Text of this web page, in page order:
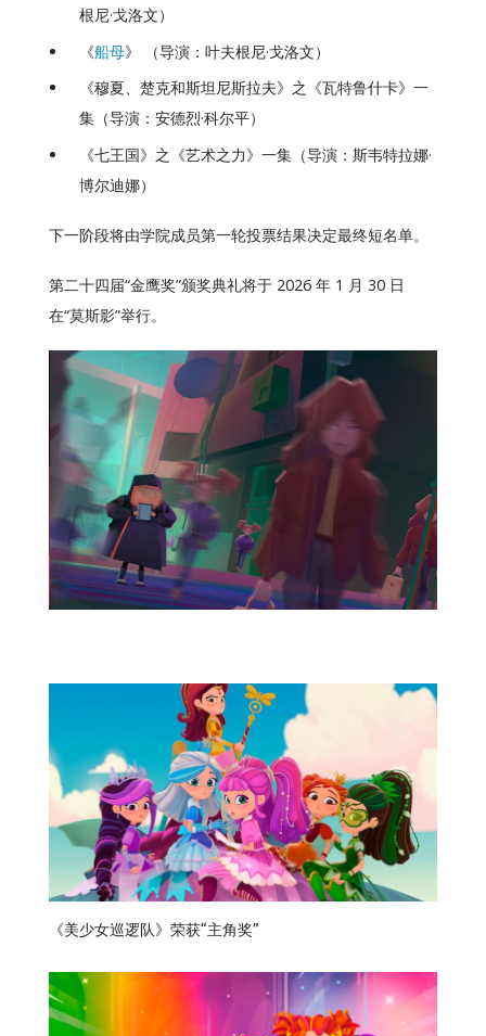
根尼·戈洛文）
《船母》 （导演：叶夫根尼·戈洛文）
《穆夏、楚克和斯坦尼斯拉夫》之《瓦特鲁什卡》一
集（导演：安德烈·科尔平）
《七王国》之《艺术之力》一集（导演：斯韦特拉娜·
博尔迪娜）
下一阶段将由学院成员第一轮投票结果决定最终短名单。
第二十四届“金鹰奖”颁奖典礼将于 2026 年 1 月 30 日
在“莫斯影”举行。
《美少女巡逻队》荣获“主角奖”